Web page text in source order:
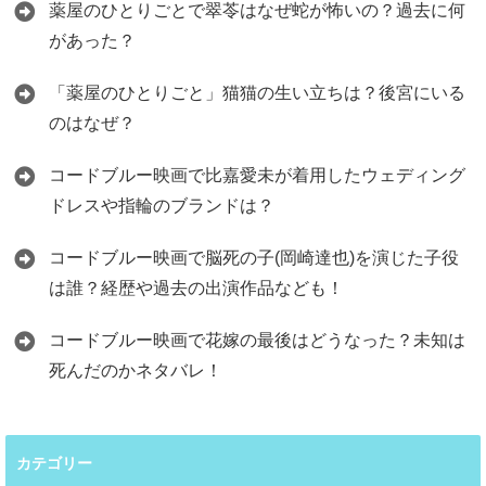
薬屋のひとりごとで翠苓はなぜ蛇が怖いの？過去に何
があった？
「薬屋のひとりごと」猫猫の生い立ちは？後宮にいる
のはなぜ？
コードブルー映画で比嘉愛未が着用したウェディング
ドレスや指輪のブランドは？
コードブルー映画で脳死の子(岡崎達也)を演じた子役
は誰？経歴や過去の出演作品なども！
コードブルー映画で花嫁の最後はどうなった？未知は
死んだのかネタバレ！
カテゴリー